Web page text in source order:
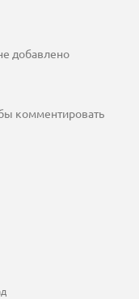
добавлено
комментировать